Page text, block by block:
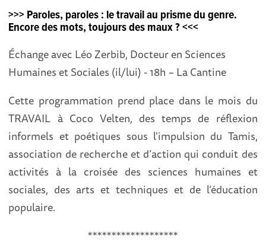
>>> Paroles, paroles : le travail au prisme du genre.
Encore des mots, toujours des maux ? <<<
Échange avec Léo Zerbib, Docteur en Sciences
Humaines et Sociales (il/lui) - 18h – La Cantine
Cette programmation prend place dans le mois du
TRAVAIL à Coco Velten, des temps de réflexion
informels et poétiques sous l'impulsion du Tamis,
association de recherche et d’action qui conduit des
activités à la croisée des sciences humaines et
sociales, des arts et techniques et de l’éducation
populaire.
*******************